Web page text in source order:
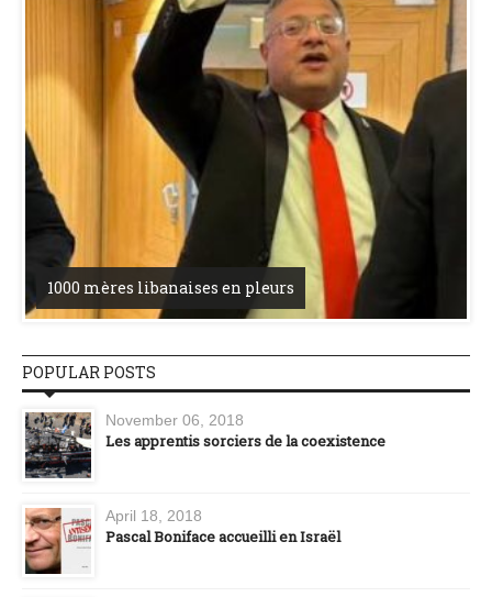
1000 mères libanaises en pleurs
POPULAR POSTS
November 06, 2018
Les apprentis sorciers de la coexistence
April 18, 2018
Pascal Boniface accueilli en Israël